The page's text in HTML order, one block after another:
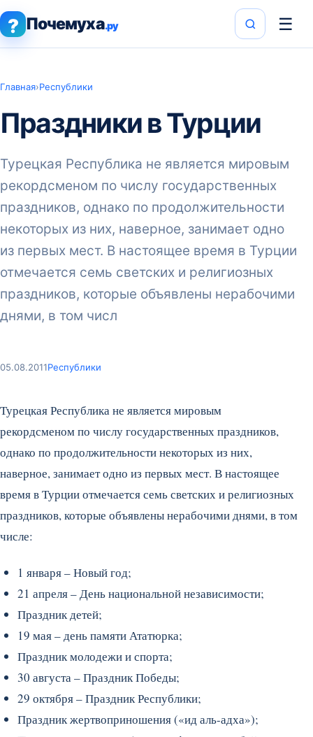
? Почемуха.ру ☰
Главная›Республики
Праздники в Турции
Турецкая Республика не является мировым
рекордсменом по числу государственных
праздников, однако по продолжительности
некоторых из них, наверное, занимает одно
из первых мест. В настоящее время в Турции
отмечается семь светских и религиозных
праздников, которые объявлены нерабочими
днями, в том числ
05.08.2011Республики
Турецкая Республика не является мировым
рекордсменом по числу государственных праздников,
однако по продолжительности некоторых из них,
наверное, занимает одно из первых мест. В настоящее
время в Турции отмечается семь светских и религиозных
праздников, которые объявлены нерабочими днями, в том
числе:
1 января – Новый год;
21 апреля – День национальной независимости;
Праздник детей;
19 мая – день памяти Ататюрка;
Праздник молодежи и спорта;
30 августа – Праздник Победы;
29 октября – Праздник Республики;
Праздник жертвоприношения («ид аль-адха»);